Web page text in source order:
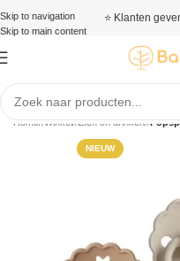
Skip to navigation
Skip to main content
⭐ Klanten
Home/ Winkel/ Eten en drinken/
NIEUW